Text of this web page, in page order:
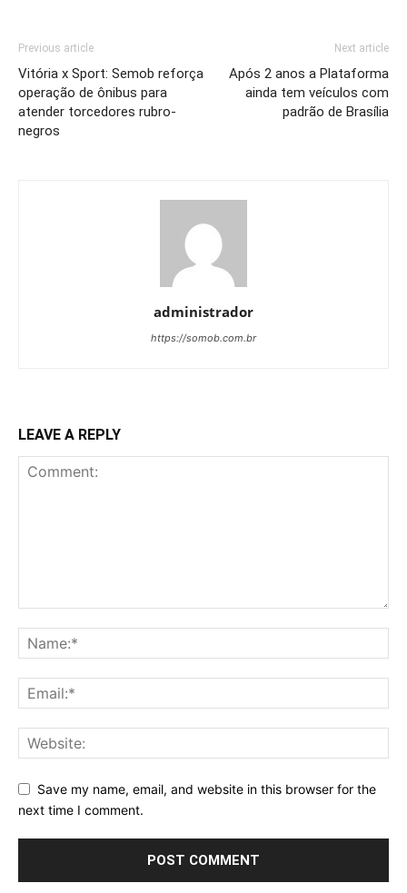
Previous article
Vitória x Sport: Semob reforça
operação de ônibus para
atender torcedores rubro-
negros
Next article
Após 2 anos a Plataforma
ainda tem veículos com
padrão de Brasília
administrador
https://somob.com.br
LEAVE A REPLY
Save my name, email, and website in this browser for the
next time I comment.